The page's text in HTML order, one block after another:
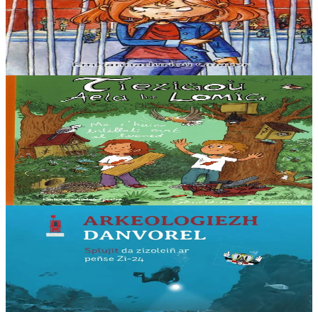
“Distro skol er 6vet klas :nullañ tra ar bed. Pegen bras eo ar skolaj !
Pa soñjan e skol gozh Diwan… Aze e oan e-touez ar re vrasañ, ar re
speredekañ, karet...
Er stok 5,60 €
5 bloaz hag ouzhpenn
Goater
Tiezigoù Aela ha Lomig
Titouroù, korfigelloù, alioù ha tresadennoù : peadra evit sikour ar
bevliesseurted d’en em staliañ el liorzhoù. Ur c’haier c’hoarius ha
gras dezhañ e c’haller...
Er stok12,00 €
Arkeologiezh danvorel
Dizoloit penaos e labour an arkeologourien ha penaos e treseont an
arverkoù evit diskoulmañ kevrin ar peñse Zi-24 ! Ar mor, mirdi
brasañ ar bed. Deuit ganin...